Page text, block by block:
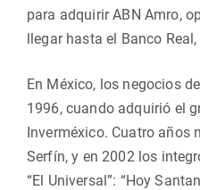
para adquirir ABN Amro,
llegar hasta el Banco
En México, los negocios
1996, cuando adquirió el
Inverméxico. Cuatro años
Serfín, y en 2002 los
“El Universal”: “Hoy